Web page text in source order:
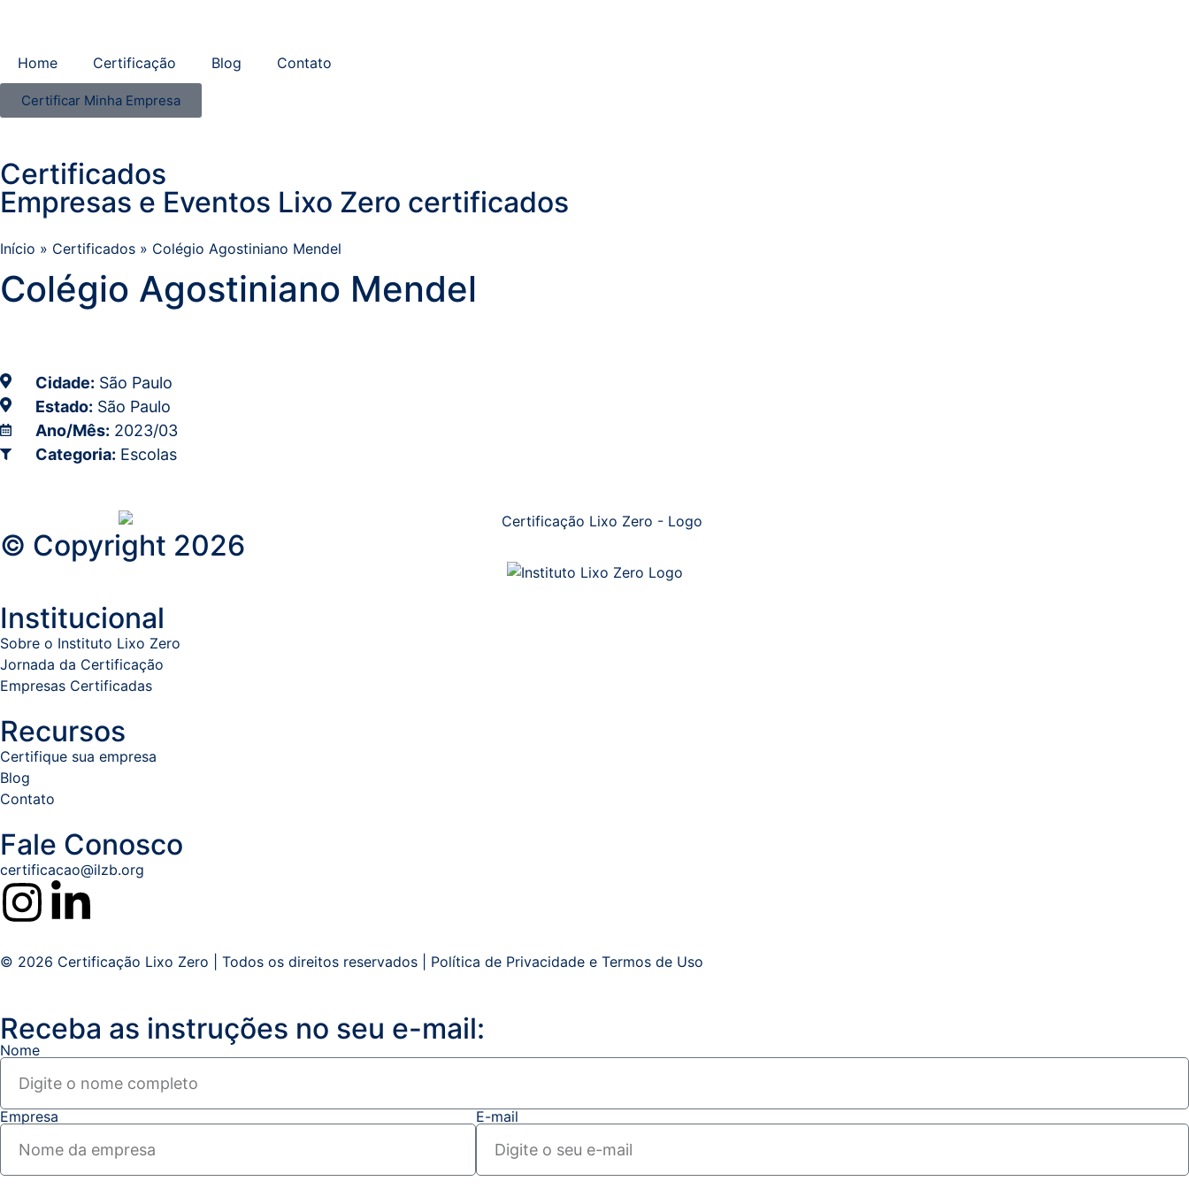
Home Certificação Blog Contato
Certificar Minha Empresa
Certificados
Empresas e Eventos Lixo Zero certificados
Início » Certificados » Colégio Agostiniano Mendel
Colégio Agostiniano Mendel
Cidade: São Paulo
Estado: São Paulo
Ano/Mês: 2023/03
Categoria: Escolas
© Copyright 2026
Institucional
Sobre o Instituto Lixo Zero
Jornada da Certificação
Empresas Certificadas
Recursos
Certifique sua empresa
Blog
Contato
Fale Conosco
certificacao@ilzb.org
© 2026 Certificação Lixo Zero | Todos os direitos reservados | Política de Privacidade e Termos de Uso
Receba as instruções no seu e-mail:
Nome
Empresa E-mail